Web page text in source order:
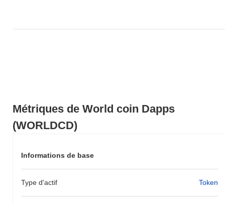
Métriques de World coin Dapps
(WORLDCD)
Informations de base
Type d'actif Token